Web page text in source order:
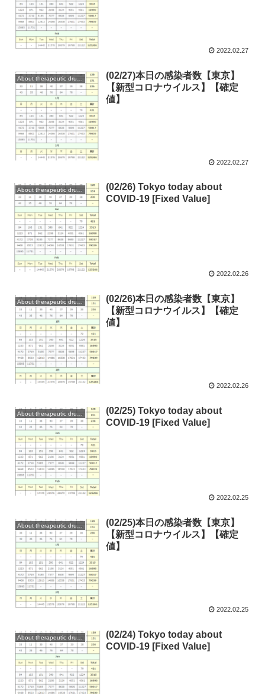
2022.02.27
(02/27)本日の感染者数【東京】
【新型コロナウイルス】【確定
値】
2022.02.27
About therapeutic drugs and vaccines
(02/26) Tokyo today about
COVID-19 [Fixed Value]
2022.02.26
About therapeutic drugs and vaccines
(02/26)本日の感染者数【東京】
【新型コロナウイルス】【確定
値】
2022.02.26
About therapeutic drugs and vaccines
(02/25) Tokyo today about
COVID-19 [Fixed Value]
2022.02.25
About therapeutic drugs and vaccines
(02/25)本日の感染者数【東京】
【新型コロナウイルス】【確定
値】
2022.02.25
About therapeutic drugs and vaccines
(02/24) Tokyo today about
COVID-19 [Fixed Value]